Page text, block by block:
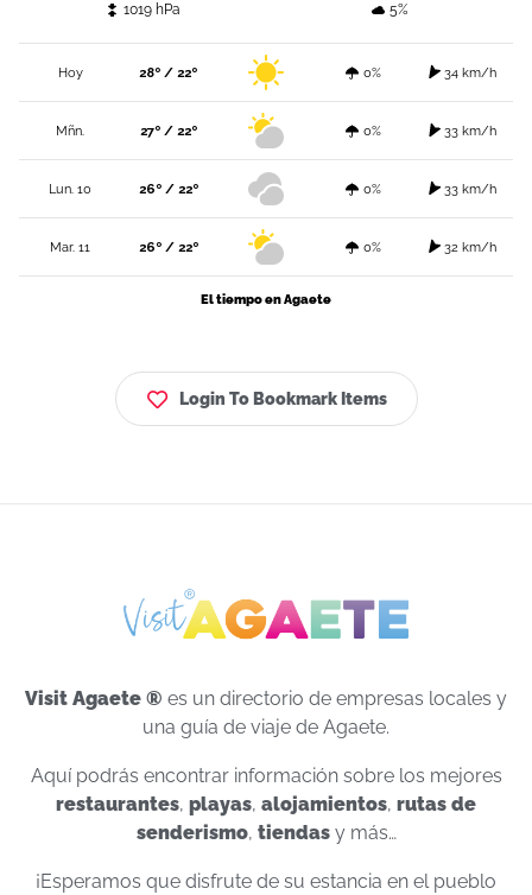
1019 hPa 5%
Hoy 28º / 22º 0% 34 km/h
Mñn. 27º / 22º 0% 33 km/h
Lun. 10 26º / 22º 0% 33 km/h
Mar. 11 26º / 22º 0% 32 km/h
El tiempo en Agaete
Login To Bookmark Items
Visit Agaete ® es un directorio de empresas locales y
una guía de viaje de Agaete.
Aquí podrás encontrar información sobre los mejores
restaurantes, playas, alojamientos, rutas de
senderismo, tiendasy más…
¡Esperamos que disfrute de su estancia en el pueblo